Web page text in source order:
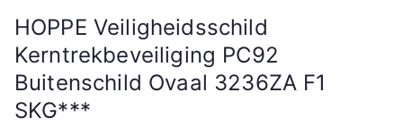
HOPPE Veiligheidsschild
Kerntrekbeveiliging PC92
Buitenschild Ovaal 3236ZA F1
SKG***